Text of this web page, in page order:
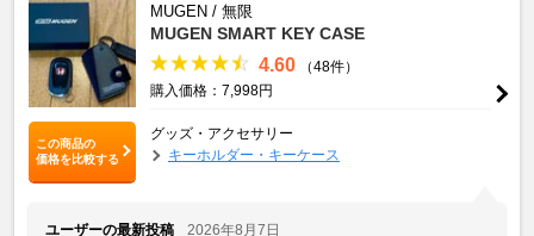
この商品の
価格を比較する
MUGEN / 無限
MUGEN SMART KEY CASE
4.60
（48件）
購入価格：7,998円
グッズ・アクセサリー
キーホルダー・キーケース
ユーザーの最新投稿
2026年8月7日